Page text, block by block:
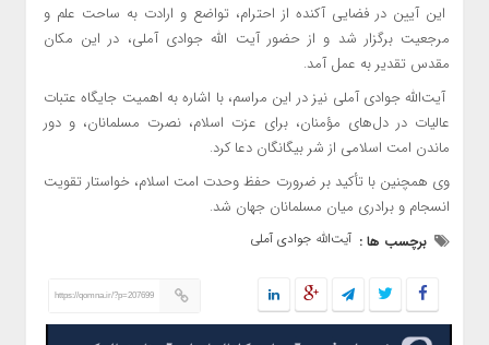
این آیین در فضایی آکنده از احترام، تواضع و ارادت به ساحت علم و
مرجعیت برگزار شد و از حضور آیت الله جوادی آملی، در این مکان
مقدس تقدیر به عمل آمد.
آیت‌الله جوادی آملی نیز در این مراسم، با اشاره به اهمیت جایگاه عتبات
عالیات در دل‌های مؤمنان، برای عزت اسلام، نصرت مسلمانان، و دور
ماندن امت اسلامی از شر بیگانگان دعا کرد.
وی همچنین با تأکید بر ضرورت حفظ وحدت امت اسلام، خواستار تقویت
انسجام و برادری میان مسلمانان جهان شد.
برچسب ها : آیت‌الله جوادی آملی
https://qomna.ir/?p=207699